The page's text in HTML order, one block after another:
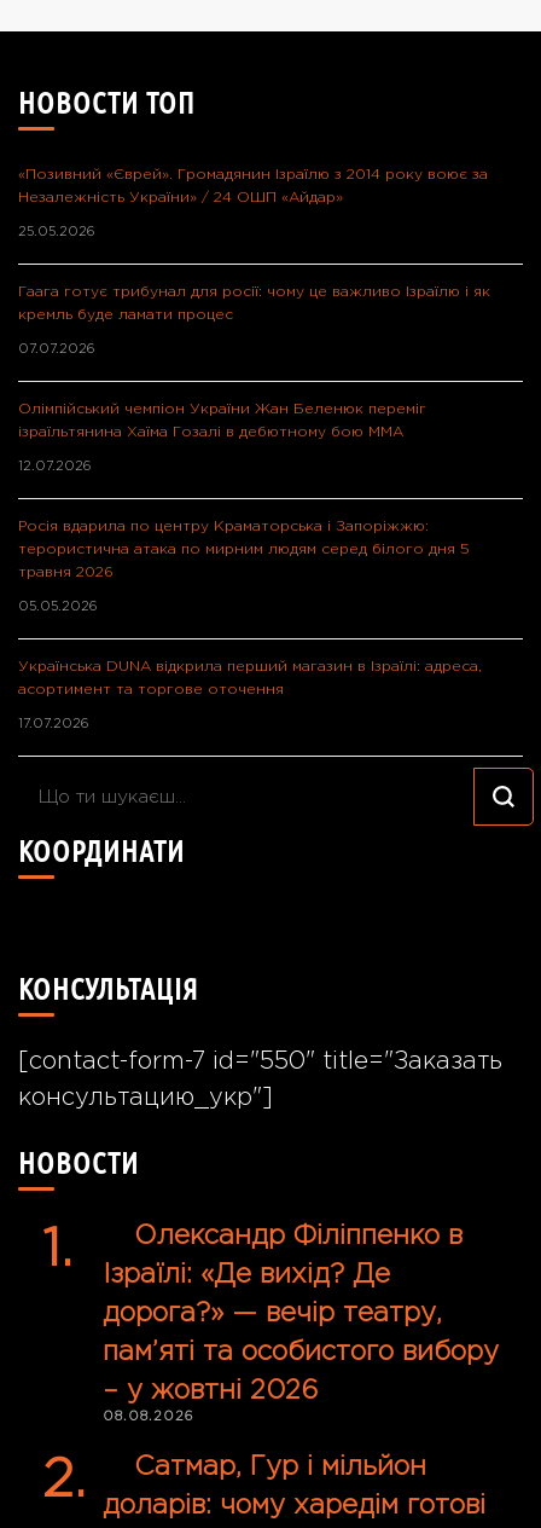
НОВОСТИ ТОП
«Позивний «Єврей». Громадянин Ізраїлю з 2014 року воює за
Незалежність України» / 24 ОШП «Айдар»
25.05.2026
Гаага готує трибунал для росії: чому це важливо Ізраїлю і як
кремль буде ламати процес
07.07.2026
Олімпійський чемпіон України Жан Беленюк переміг
ізраїльтянина Хаїма Гозалі в дебютному бою ММА
12.07.2026
Росія вдарила по центру Краматорська і Запоріжжю:
терористична атака по мирним людям серед білого дня 5
травня 2026
05.05.2026
Українська DUNA відкрила перший магазин в Ізраїлі: адреса,
асортимент та торгове оточення
17.07.2026
Шукаєте
КООРДИНАТИ
КОНСУЛЬТАЦІЯ
[contact-form-7 id="550" title="Заказать
консультацию_укр"]
НОВОСТИ
Олександр Філіппенко в
Ізраїлі: «Де вихід? Де
дорога?» — вечір театру,
пам’яті та особистого вибору
– у жовтні 2026
08.08.2026
Сатмар, Гур і мільйон
доларів: чому харедім готові